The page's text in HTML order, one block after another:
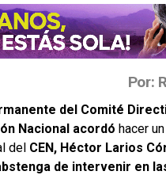
Por:
del Comité
Nacional acordó hacer
del CEN, Héctor Larios
de intervenir en